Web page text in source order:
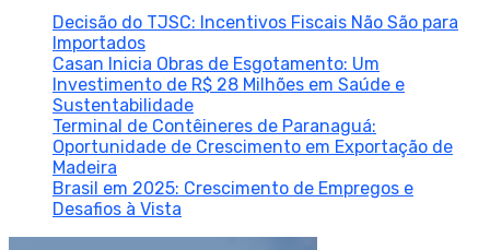
Decisão do TJSC: Incentivos Fiscais Não São para
Importados
Casan Inicia Obras de Esgotamento: Um
Investimento de R$ 28 Milhões em Saúde e
Sustentabilidade
Terminal de Contêineres de Paranaguá:
Oportunidade de Crescimento em Exportação de
Madeira
Brasil em 2025: Crescimento de Empregos e
Desafios à Vista